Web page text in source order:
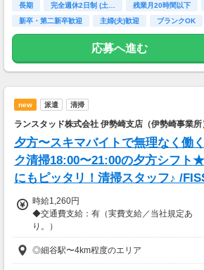
長期 完全週休2日制 (土… 残業月20時間以下
新卒・第二新卒歓迎
主婦(夫)歓迎 ブランクOK
社会保険完備
応募へ進む
new 派遣 清掃
ランスタッド株式会社 伊勢崎支店（伊勢崎事業所
夕方〜スキマバイトで無理なく働
ク清掃18:00〜21:00の夕方シフト
にもピッタリ！清掃スタッフ♪ /
時給1,260円
◆交通費支給：有（実費支給／当社規定あ
り。）
月収例：79,380円＝1,260円×3時間×21日勤務
の場合 ※交通費別途支給
◎細谷駅〜4km程度のエリア